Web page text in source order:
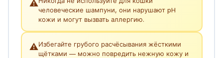
⚠️
человеческие шампуни, они нарушают pH
кожи и могут вызвать аллергию.
⚠️Избегайте грубого расчёсывания жёсткими
щётками — можно повредить нежную кожу и